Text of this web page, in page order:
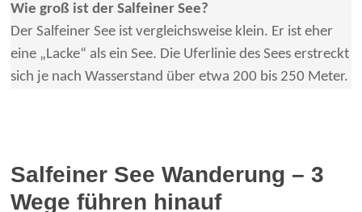
Wie groß ist der Salfeiner See?
Der Salfeiner See ist vergleichsweise klein. Er ist eher
eine „Lacke“ als ein See. Die Uferlinie des Sees erstreckt
sich je nach Wasserstand über etwa 200 bis 250 Meter.
Salfeiner See Wanderung – 3
Wege führen hinauf